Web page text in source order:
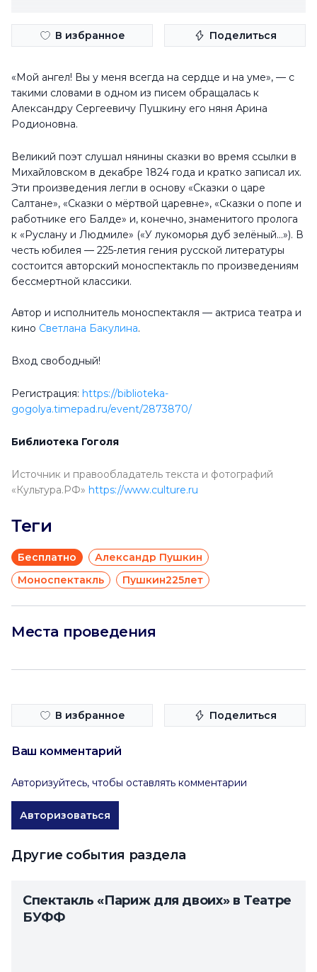
В избранное Поделиться
«Мой ангел! Вы у меня всегда на сердце и на уме», — с
такими словами в одном из писем обращалась к
Александру Сергеевичу Пушкину его няня Арина
Родионовна.
Великий поэт слушал нянины сказки во время ссылки в
Михайловском в декабре 1824 года и кратко записал их.
Эти произведения легли в основу «Сказки о царе
Салтане», «Сказки о мёртвой царевне», «Сказки о попе и
работнике его Балде» и, конечно, знаменитого пролога
к «Руслану и Людмиле» («У лукоморья дуб зелёный…»). В
честь юбилея — 225-летия гения русской литературы
состоится авторский моноспектакль по произведениям
бессмертной классики.
Автор и исполнитель моноспектакля — актриса театра и
кино Светлана Бакулина.
Вход свободный!
Регистрация: https://biblioteka-
gogolya.timepad.ru/event/2873870/
Библиотека Гоголя
Источник и правообладатель текста и фотографий
«Культура.РФ» https://www.culture.ru
Теги
Бесплатно
Александр Пушкин
Моноспектакль
Пушкин225лет
Места проведения
В избранное Поделиться
Ваш комментарий
Авторизуйтесь, чтобы оставлять комментарии
Авторизоваться
Другие события раздела
Спектакль «Париж для двоих» в Театре
БУФФ